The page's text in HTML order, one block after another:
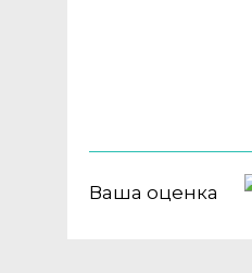
Ваша оценка